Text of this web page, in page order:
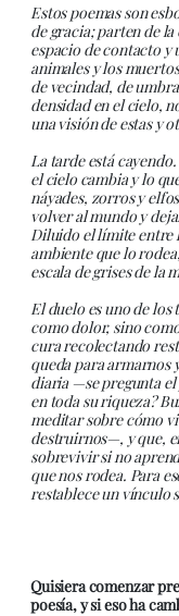
Estos poemas son
de gracia; parten de
espacio de contacto y
animales y los
de vecindad, de
densidad en el cielo,
una visión de estas y
La tarde está
el cielo cambia y lo
náyades, zorros y
volver al mundo y
Diluido el límite entre
ambiente que lo
escala de grises de la
El duelo es uno de los
como dolor, sino
cura recolectando
queda para armarnos
diaria —se pregunta
en toda su riqueza?
meditar sobre cómo
destruirnos—, y que,
sobrevivir si no
que nos rodea. Para
restablece un vínculo
Quisiera comenzar
poesía, y si eso ha